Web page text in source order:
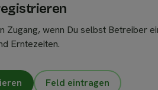
Zugang, wenn Du selbst
Erntezeiten.
Feld eintragen